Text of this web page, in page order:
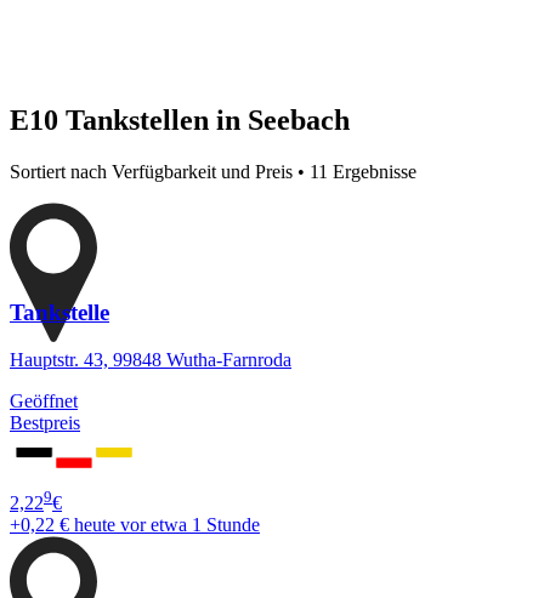
E10 Tankstellen in Seebach
Sortiert nach Verfügbarkeit und Preis • 11 Ergebnisse
Tankstelle
Hauptstr. 43, 99848 Wutha-Farnroda
Geöffnet
Bestpreis
2,229€
+0,22 € heute vor etwa 1 Stunde